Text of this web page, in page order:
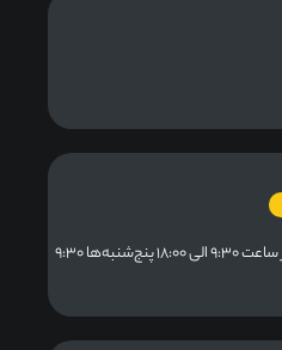
شنبه تا چهارشنبه از ساعت ۹:۳۰ الی ۱۸:۰۰ پنج‌شنبه‌ها ۹:۳۰